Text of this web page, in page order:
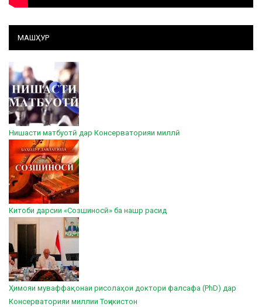
МАШҲУР
Нишасти матбуотӣ дар Консерваторияи миллӣ
Китоби дарсии «Созшиносӣ» ба нашр расид
Ҳимояи муваффақонаи рисолаҳои доктори фалсафа (PhD) дар
Консерваторияи миллии Тоҷикистон